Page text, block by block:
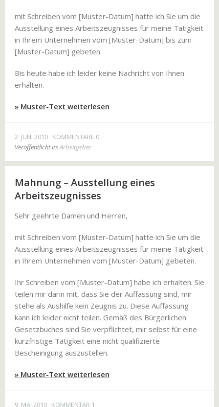
mit Schreiben vom [Muster-Datum] hatte ich Sie um die
Ausstellung eines Arbeitszeugnisses für meine Tätigkeit
in Ihrem Unternehmen vom [Muster-Datum] bis zum
[Muster-Datum] gebeten.
Bis heute habe ich leider keine Nachricht von Ihnen
erhalten.
» Muster-Text weiterlesen
2. JUNI 2010 KOMMENTARE 0
Veröffentlicht in:Arbeitgeber
Mahnung – Ausstellung eines
Arbeitszeugnisses
Sehr geehrte Damen und Herren,
mit Schreiben vom [Muster-Datum] hatte ich Sie um die
Ausstellung eines Arbeitszeugnisses für meine Tätigkeit
in Ihrem Unternehmen vom [Muster-Datum] gebeten.
Ihr Schreiben vom [Muster-Datum] habe ich erhalten. Sie
teilen mir darin mit, dass Sie der Auffassung sind, mir
stehe als Aushilfe kein Zeugnis zu. Diese Auffassung
kann ich leider nicht teilen. Gemäß des Bürgerlichen
Gesetzbuches sind Sie verpflichtet, mir selbst für eine
kurzfristige Tätigkeit eine nicht qualifizierte
Bescheinigung auszustellen.
» Muster-Text weiterlesen
9. MAI 2010 KOMMENTAR 1